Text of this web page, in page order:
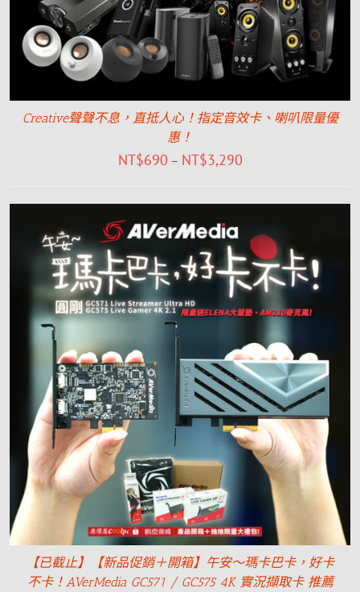
Creative聲聲不息，直抵人心！指定音效卡、喇叭限量優
惠！
NT$690 – NT$3,290
【已截止】【新品促銷＋開箱】午安～瑪卡巴卡，好卡
不卡！AVerMedia GC571 / GC575 4K 實況擷取卡 推薦